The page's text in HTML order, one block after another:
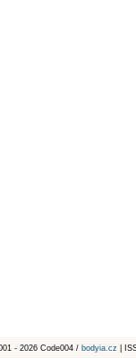
- 2026 Code004 / bodyia.cz |